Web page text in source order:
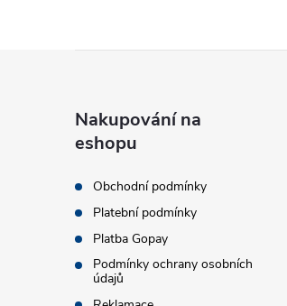
Nakupování na
eshopu
Obchodní podmínky
Platební podmínky
Platba Gopay
Podmínky ochrany osobních
údajů